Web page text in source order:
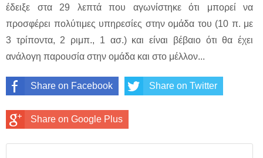
έδειξε στα 29 λεπτά που αγωνίστηκε ότι μπορεί να
προσφέρει πολύτιμες υπηρεσίες στην ομάδα του (10 π. με
3 τρίποντα, 2 ριμπ., 1 ασ.) και είναι βέβαιο ότι θα έχει
ανάλογη παρουσία στην ομάδα και στο μέλλον...
Share on Facebook Share on Twitter
Share on Google Plus